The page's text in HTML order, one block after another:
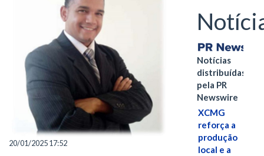
20/01/2025 17:52
Notícias
distribuídas
pela PR
Newswire
XCMG
reforça a
produção
local e a